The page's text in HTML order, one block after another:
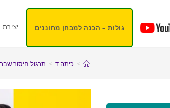
גולות – הכנה למבחן מחוננים
> כיתה ד > תרגול חיסור